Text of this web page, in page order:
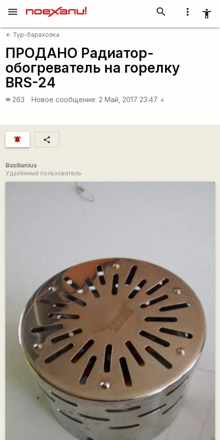
more_vert accessibility_new
search
menu
arrow_back Тур-барахолка
ПРОДАНО Радиатор-
обогреватель на горелку
BRS-24
visibility 263 Новое сообщение: 2 Май, 2017 23:47 arrow_downward
notifications_active share
Basilianius
Удалённый пользователь